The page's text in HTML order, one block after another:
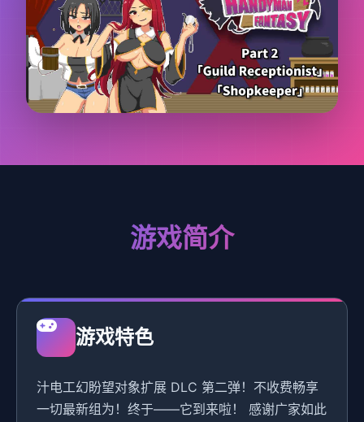
游戏简介
游戏特色
汁电工幻盼望对象扩展 DLC 第二弹！不收费畅享
一切最新组为！终于——它到来啦！ 感谢广家如此